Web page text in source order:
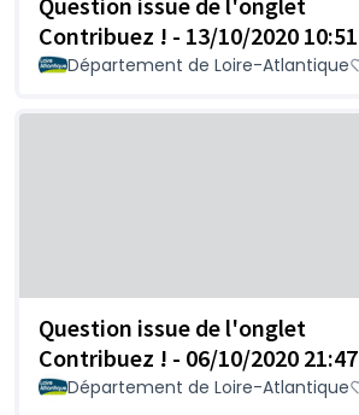
Contribuez ! - 13/10/2020 10:51
Département de Loire-Atlantique
Question issue de l'onglet
Contribuez ! - 06/10/2020 21:47
Département de Loire-Atlantique